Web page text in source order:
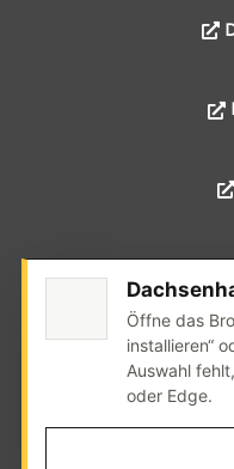
© 2024 Alle Rechte
Dachsenhausen
Öffne das
installieren“
Auswahl
oder Edge.